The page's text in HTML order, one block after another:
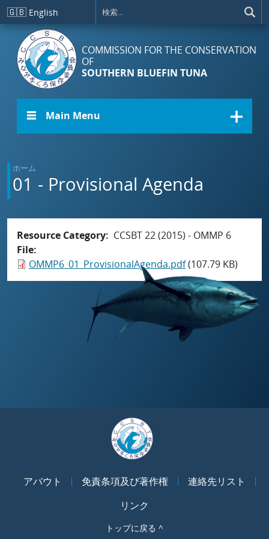
メインコンテンツに移動
🇬🇧 English
COMMISSION FOR THE CONSERVATION
OF
SOUTHERN BLUEFIN TUNA
☰ Main Menu
ホーム
01 - Provisional Agenda
Resource Category
CCSBT 22 (2015) - OMMP 6
File
OMMP6_01_ProvisionalAgenda.pdf(107.79 KB)
アバウト 免責条項及び著作権
連絡先リスト
リンク
トップに戻る ^